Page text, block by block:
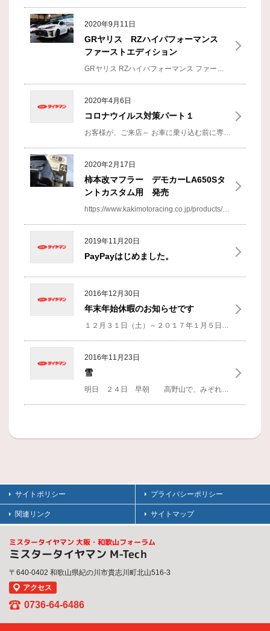
2020年9月11日
GRヤリス RZハイパフォーマンス
ファーストエディション
GRヤリス RZハイパフォーマンス ファーストエディション
2020年4月6日
コロナウイルス対策パート１
お客様が、ご来店～ お車に乗り込む前に専用手袋装着後
2020年2月17日
柿本改マフラー デモカーLA650Sタ
ントカスタム用 発売
https://www.kakimotoracing.co.jp/products/detail_product.cgi?rid=899
2019年11月20日
PayPayはじめました。
2016年12月30日
年末年始休暇のお知らせです
１２月３１日（土）～２０１７年１月５日（木）まで誠に勝手ながら休ませていただきます。
2016年11月23日
雪
明日 ２４日 早朝 高野山で、みぞれ予報出てますよ。
サイトポリシー プライバシーポリシー
関連リンク サイトマップ
ミスタータイヤマン 大阪・和歌山フォーラム
ミスタータイヤマン M-Tech
〒640-0402 和歌山県紀の川市貴志川町北山516-3
アクセス
0736-64-6486